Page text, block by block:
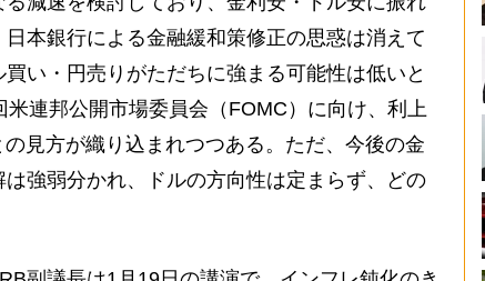
本銀行による金融緩和策修正の思惑は消えて
い・円売りがただちに強まる可能性は低いと
連邦公開市場委員会（FOMC）に向け、利上
見方が織り込まれつつある。ただ、今後の金
強弱分かれ、ドルの方向性は定まらず、どの